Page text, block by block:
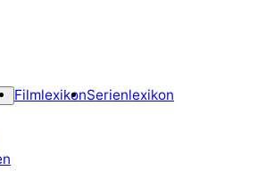
FilmlexikonSerienlexikon